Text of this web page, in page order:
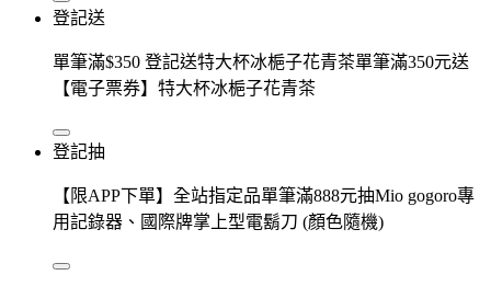
登記送
單筆滿$350 登記送特大杯冰梔子花青茶單筆滿350元送
【電子票券】特大杯冰梔子花青茶
登記抽
【限APP下單】全站指定品單筆滿888元抽Mio gogoro專
用記錄器、國際牌掌上型電鬍刀 (顏色隨機)